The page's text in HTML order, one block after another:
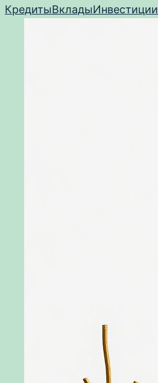
КредитыВкладыИнвестиции